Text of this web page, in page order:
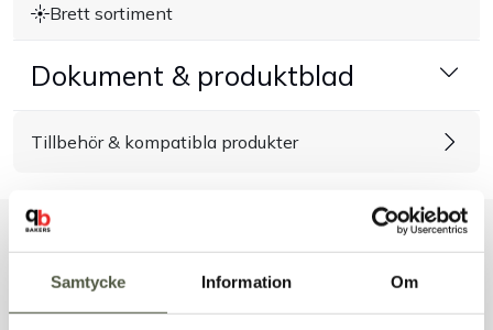
Samtycke Information Om
Outlet
Om Bakers
Kundtjänst
Kontakt
Brett sortiment
Dokument & produktblad
Tillbehör & kompatibla produkter
Liknande produkter